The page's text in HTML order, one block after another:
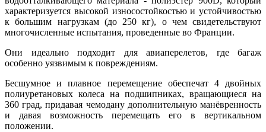
характеризуется высокой износостойкостью и устойчивостью
к большим нагрузкам (до 250 кг), о чем свидетельствуют
многочисленные испытания, проведенные во Франции.
Они идеально подходит для авиаперелетов, где багаж
особенно уязвимым к повреждениям.
Бесшумное и плавное перемещение обеспечат 4 двойных
полиуретановых колеса на подшипниках, вращающиеся на
360 град, придавая чемодану дополнительную манёвренность
и давая возможность перемещать его в вертикальном
положении.